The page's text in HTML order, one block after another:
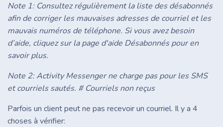
Note 1: Consultez régulièrement la liste des désabonnés
afin de corriger les mauvaises adresses de courriel et les
mauvais numéros de téléphone. Si vous avez besoin
d’aide, cliquez sur la page d'aide Désabonnés pour en
savoir plus.
Note 2: Activity Messenger ne charge pas pour les SMS
et courriels sautés. # Courriels non reçus
Parfois un client peut ne pas recevoir un courriel. Il y a 4
choses à vérifier: